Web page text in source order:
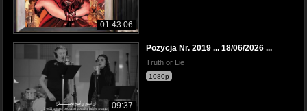
01:43:06
09:37
Pozycja Nr. 2019 ... 18/06/2026 ...
Truth or Lie
1080p